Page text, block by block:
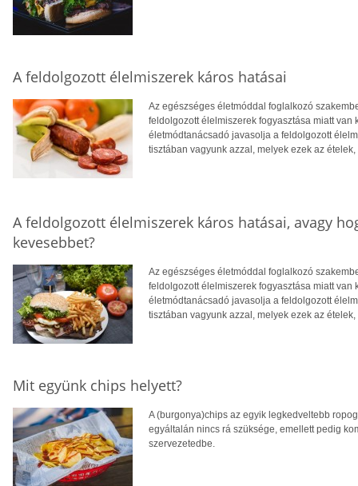
A feldolgozott élelmiszerek káros hatásai
Az egészséges életmóddal foglalkozó
feldolgozott élelmiszerek fogyasztása miatt
életmódtanácsadó javasolja a feldolgozott
tisztában vagyunk azzal, melyek ezek az
A feldolgozott élelmiszerek káros hatásai, avagy
kevesebbet?
Az egészséges életmóddal foglalkozó
feldolgozott élelmiszerek fogyasztása miatt
életmódtanácsadó javasolja a feldolgozott
tisztában vagyunk azzal, melyek ezek az
Mit együnk chips helyett?
A (burgonya)chips az egyik legkedveltebb
egyáltalán nincs rá szüksége, emellett pedig
szervezetedbe.